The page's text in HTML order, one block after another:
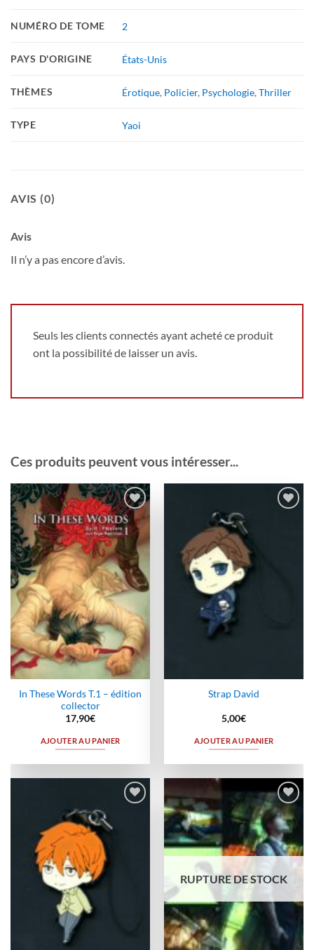
NUMÉRO DE TOME 2
PAYS D'ORIGINE États-Unis
THÈMES Érotique, Policier, Psychologie,Thriller
TYPE Yaoi
AVIS (0)
Avis
Il n’y a pas encore d’avis.
Seuls les clients connectés ayant acheté ce produit
ont la possibilité de laisser un avis.
Ces produits peuvent vous intéresser...
Ajouter
à la
wishlist
In These Words T.1 – édition
collector
17,90€
AJOUTER AU PANIER
Strap David
5,00€
AJOUTER AU PANIER
Ajouter
à la
wishlist
RUPTURE DE STOCK